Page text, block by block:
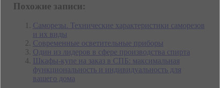
Похожие записи:
Саморезы. Технические характеристики саморезов
и их виды
Современные осветительные приборы
Один из лидеров в сфере производства спирта
Шкафы-купе на заказ в СПБ: максимальная
функциональность и индивидуальность для
вашего дома